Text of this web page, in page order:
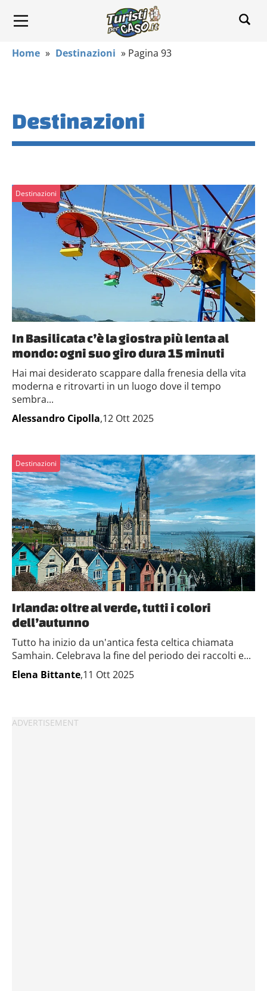
Home » Destinazioni » Pagina 93
Destinazioni
Destinazioni
In Basilicata c’è la giostra più lenta al
mondo: ogni suo giro dura 15 minuti
Hai mai desiderato scappare dalla frenesia della vita
moderna e ritrovarti in un luogo dove il tempo
sembra...
Alessandro Cipolla,12 Ott 2025
Destinazioni
Irlanda: oltre al verde, tutti i colori
dell’autunno
Tutto ha inizio da un'antica festa celtica chiamata
Samhain. Celebrava la fine del periodo dei raccolti e...
Elena Bittante,11 Ott 2025